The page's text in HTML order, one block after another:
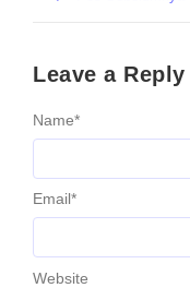
Leave a Reply
Name*
Email*
Website